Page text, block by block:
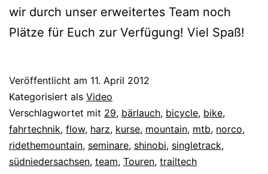
wir durch unser erweitertes Team noch
Plätze für Euch zur Verfügung! Viel Spaß!
Veröffentlicht am 11. April 2012
Kategorisiert als Video
Verschlagwortet mit 29, bärlauch, bicycle, bike,
fahrtechnik, flow, harz, kurse, mountain, mtb, norco,
ridethemountain, seminare, shinobi, singletrack,
südniedersachsen, team, Touren, trailtech